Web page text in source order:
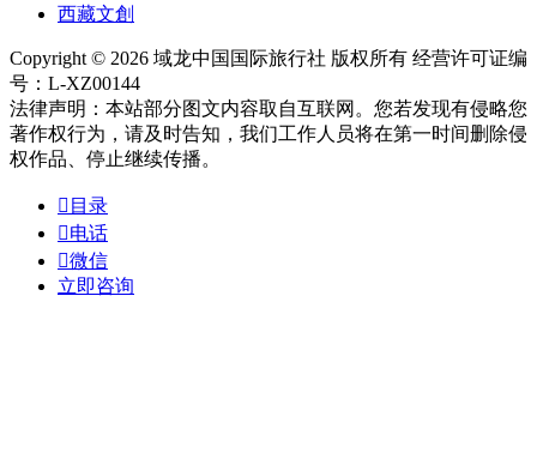
西藏文創
Copyright © 2026 域龙中国国际旅行社 版权所有 经营许可证编
号：L-XZ00144
法律声明：本站部分图文内容取自互联网。您若发现有侵略您
著作权行为，请及时告知，我们工作人员将在第一时间删除侵
权作品、停止继续传播。
 目录
电话
微信
立即咨询